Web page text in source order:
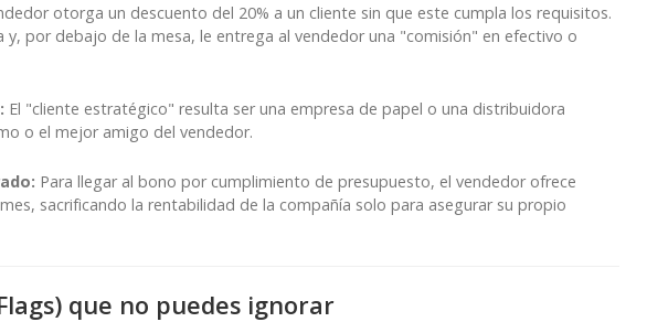
otorga un descuento del 20% a un cliente sin que este cumpla los requisitos.
y, por debajo de la mesa, le entrega al vendedor una "comisión" en efectivo o
El "cliente estratégico" resulta ser una empresa de papel o una distribuidora
o el mejor amigo del vendedor.
Para llegar al bono por cumplimiento de presupuesto, el vendedor ofrece
sacrificando la rentabilidad de la compañía solo para asegurar su propio
que no puedes ignorar